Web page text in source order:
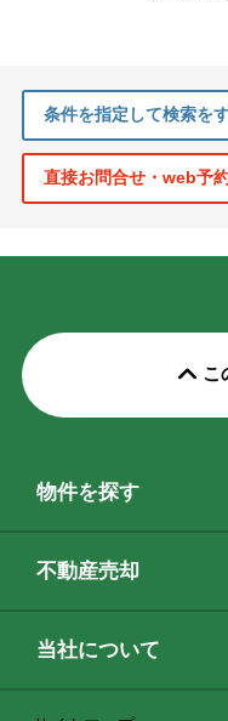
条件を指定して検索を
直接お問合せ・web予
こ
物件を探す
不動産売却
当社について